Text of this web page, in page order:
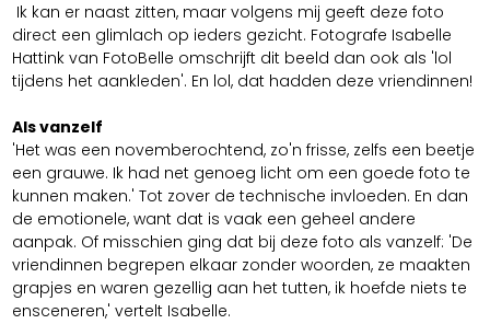
Ik kan er naast zitten, maar volgens mij geeft deze foto
direct een glimlach op ieders gezicht. Fotografe Isabelle
Hattink van FotoBelle omschrijft dit beeld dan ook als 'lol
tijdens het aankleden'. En lol, dat hadden deze vriendinnen!
Als vanzelf
'Het was een novemberochtend, zo'n frisse, zelfs een beetje
een grauwe. Ik had net genoeg licht om een goede foto te
kunnen maken.' Tot zover de technische invloeden. En dan
de emotionele, want dat is vaak een geheel andere
aanpak. Of misschien ging dat bij deze foto als vanzelf: 'De
vriendinnen begrepen elkaar zonder woorden, ze maakten
grapjes en waren gezellig aan het tutten, ik hoefde niets te
ensceneren,' vertelt Isabelle.